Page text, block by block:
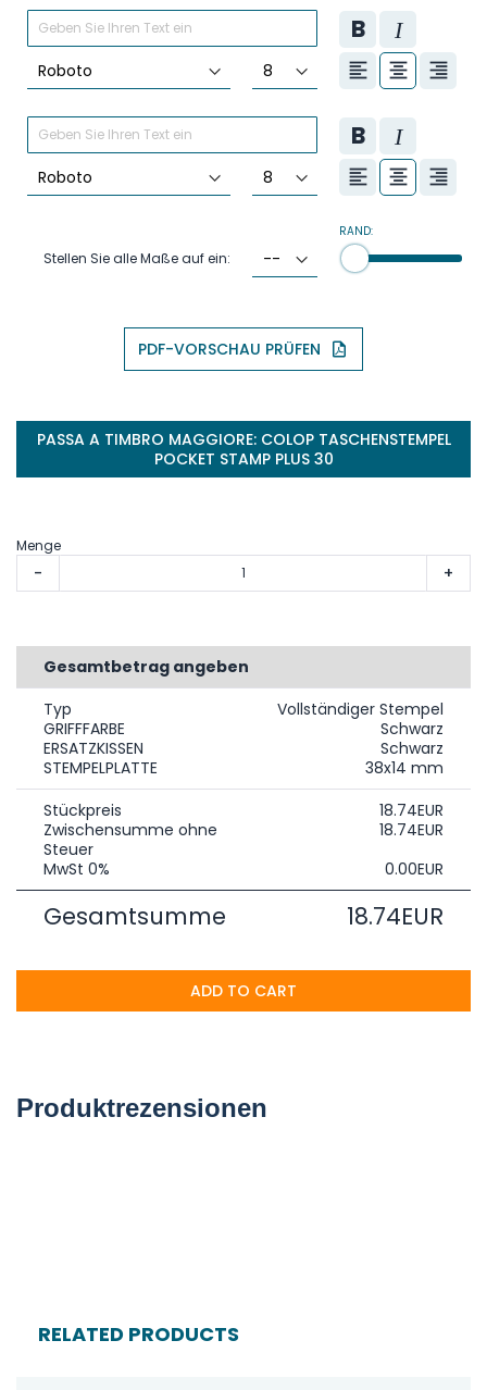
Stellen Sie alle Maße auf ein:
RAND:
PDF-VORSCHAU PRÜFEN
PASSA A TIMBRO MAGGIORE: COLOP TASCHENSTEMPEL
POCKET STAMP PLUS 30
Produktrezensionen
Menge
- +
Gesamtbetrag angeben
Typ
Vollständiger Stempel
GRIFFFARBE
Schwarz
ERSATZKISSEN
Schwarz
STEMPELPLATTE
38x14 mm
Stückpreis
18.74EUR
Zwischensumme ohne
Steuer
18.74EUR
MwSt 0%
0.00EUR
Gesamtsumme 18.74EUR
ADD TO CART
RELATED PRODUCTS